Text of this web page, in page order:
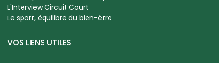
L'Interview Circuit Court
Le sport, équilibre du bien-être
VOS LIENS UTILES